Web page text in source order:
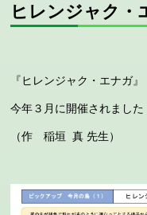
ヒレンジャク・
『ヒレンジャク・エナガ』
今年３月に開催されました
（作 稲垣 真 先生）